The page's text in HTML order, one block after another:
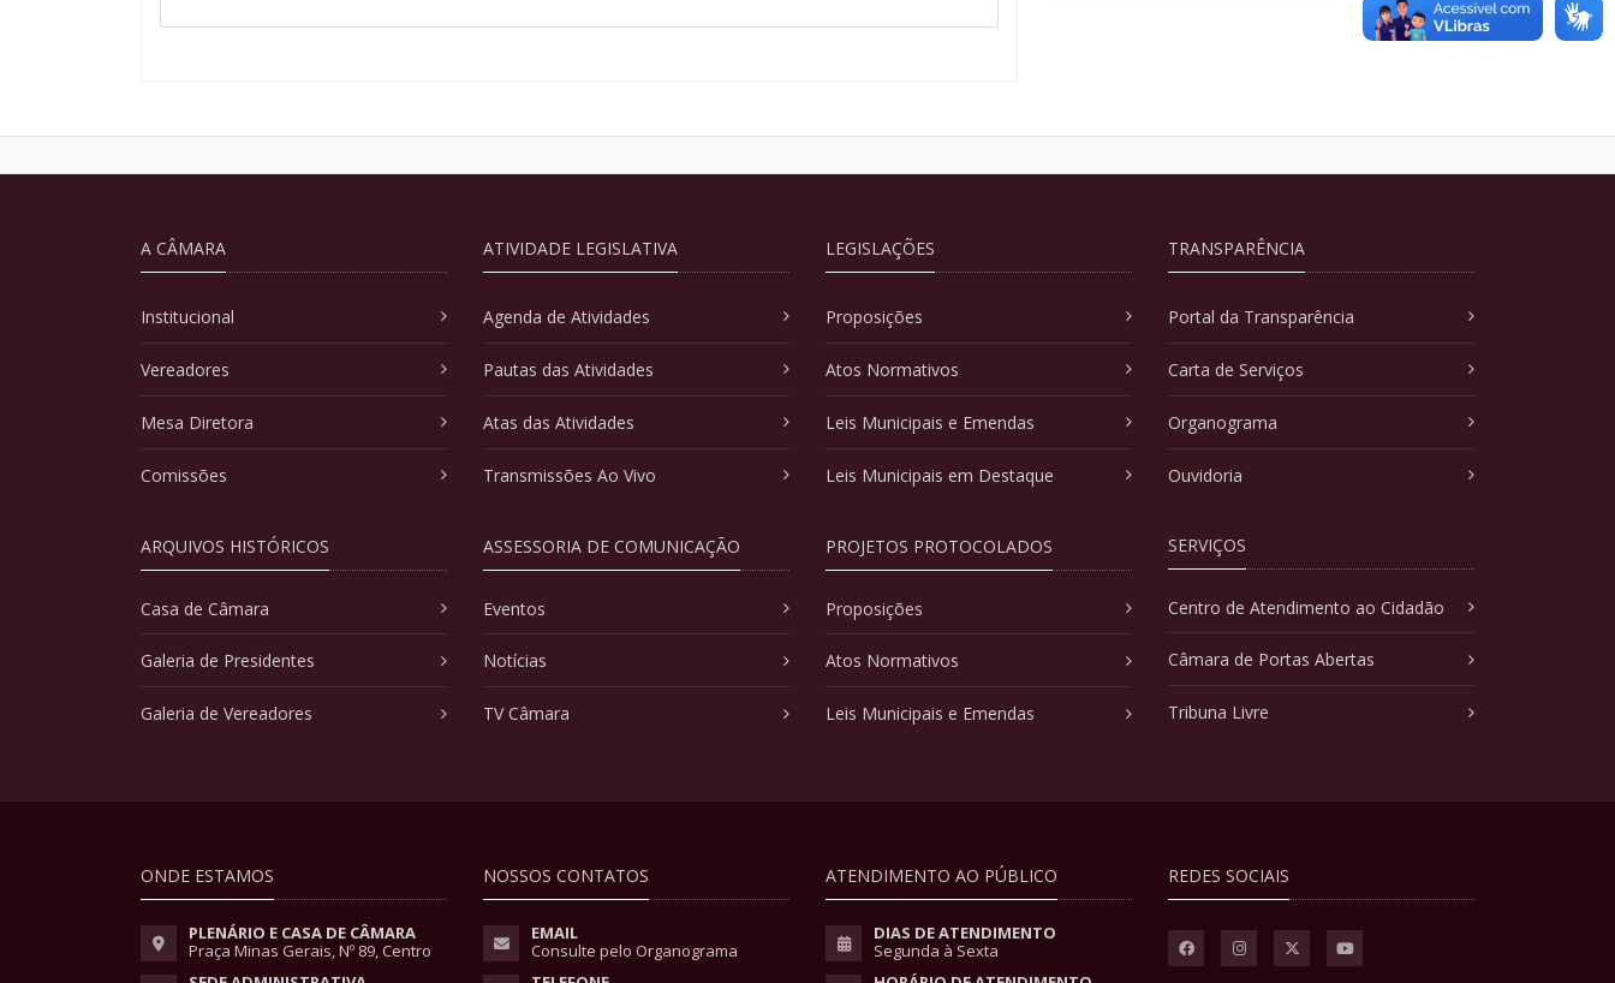
A CÂMARA
Institucional
Vereadores
Mesa Diretora
Comissões
ARQUIVOS HISTÓRICOS
Casa de Câmara
Galeria de Presidentes
Galeria de Vereadores
ATIVIDADE LEGISLATIVA
Agenda de Atividades
Pautas das Atividades
Atas das Atividades
Transmissões Ao Vivo
ASSESSORIA DE COMUNICAÇÃO
Eventos
Notícias
TV Câmara
LEGISLAÇÕES
Proposições
Atos Normativos
Leis Municipais e Emendas
Leis Municipais em Destaque
PROJETOS PROTOCOLADOS
Proposições
Atos Normativos
Leis Municipais e Emendas
TRANSPARÊNCIA
Portal da Transparência
Carta de Serviços
Organograma
Ouvidoria
SERVIÇOS
Centro de Atendimento ao Cidadão
Câmara de Portas Abertas
Tribuna Livre
ONDE ESTAMOS
PLENÁRIO E CASA DE CÂMARA
Praça Minas Gerais, Nº 89, Centro
NOSSOS CONTATOS
EMAIL
Consulte pelo Organograma
ATENDIMENTO AO PÚBLICO
DIAS DE ATENDIMENTO
Segunda à Sexta
REDES SOCIAIS